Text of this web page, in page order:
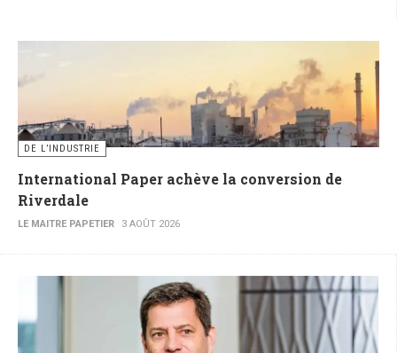
DE L’INDUSTRIE
International Paper achève la conversion de
Riverdale
LE MAITRE PAPETIER 3 AOÛT 2026